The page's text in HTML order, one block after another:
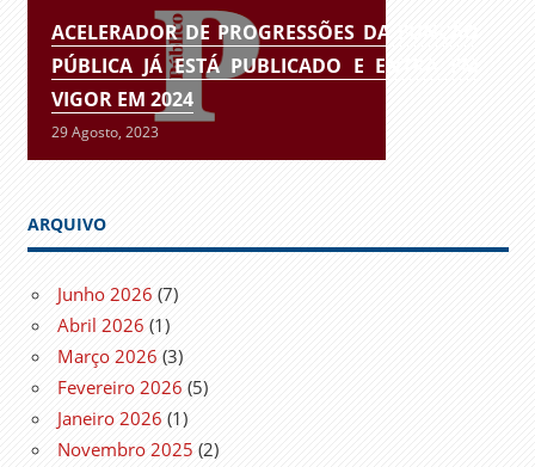
ACELERADOR DE PROGRESSÕES DA FUNÇÃO
PÚBLICA JÁ ESTÁ PUBLICADO E ENTRA EM
VIGOR EM 2024
29 Agosto, 2023
ARQUIVO
Junho 2026 (7)
Abril 2026 (1)
Março 2026 (3)
Fevereiro 2026 (5)
Janeiro 2026 (1)
Novembro 2025 (2)